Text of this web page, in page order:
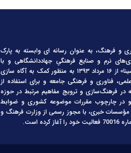
و فرهنگ، به عنوان رسانه ای وابسته به پارک
نرم و صنایع فرهنگیِ جهاددانشگاهی و با
عنوان اختصاری «سینا» از ۱۶ مرداد ۱۳۹۳ به منظور کمک به آگاه سازی
فناوری و فرهنگی جامعه و برای استفاده از
در فرهنگ‌سازی و ترویج مفاهیم مرتبط در حوزه
در چارچوب مقررات موضوعه کشوری و ضوابط
مؤسسات خبری، با مجوز رسمی از وزارت فرهنگ و
است.